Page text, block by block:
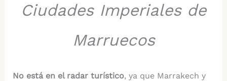
Ciudades Imperiales de
Marruecos
No está en el radar turístico, ya que Marrakech y